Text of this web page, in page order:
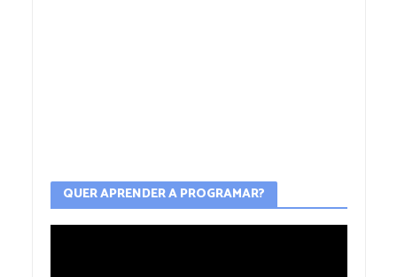
QUER APRENDER A PROGRAMAR?